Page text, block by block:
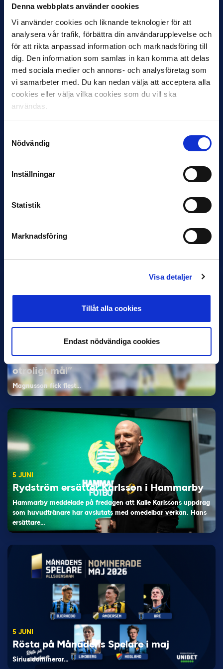
Denna webbplats använder cookies
Vi använder cookies och liknande teknologier för att
analysera vår trafik, förbättra din användarupplevelse och
för att rikta anpassad information och marknadsföring till
dig. Den information som samlas in kan komma att delas
med sociala medier och annons- och analysföretag som
vi samarbeter med. Du kan nedan välja att acceptera alla
cookies eller välja vilka cookies som du vill ska
användas.
Nödvändig
Inställningar
Statistik
Marknadsföring
Visa detaljer
Tillåt alla cookies
Endast nödvändiga cookies
12 JUNI
Favorit i repris för Sirius i maj
VM-spelare med förflutet i Allsvenskan
Bosnien & Hercegovina Armin Gigovic — Helsingborgs IF
Dennis Hadžikadunić — Malmö FF / Trelleborg FF
Han nätade snyggast i maj: “Ett alldeles
otroligt mål”
Magnusson fick flest…
5 JUNI
Rydström ersätter Karlsson i Hammarby
Hammarby meddelade på fredagen att Kalle Karlssons uppdrag
som huvudtränare har avslutats med omedelbar verkan. Hans
ersättare…
5 JUNI
Rösta på Månadens Spelare i maj
Sirius dominerar…